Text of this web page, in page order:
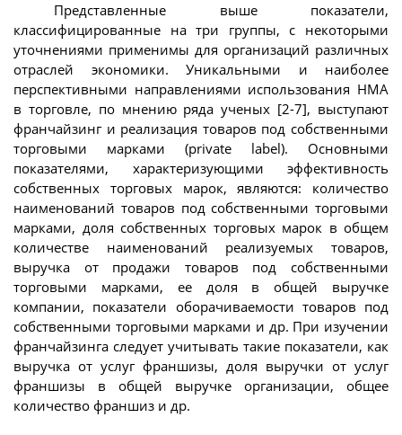
Представленные выше показатели,
классифицированные на три группы, с некоторыми
уточнениями применимы для организаций различных
отраслей экономики. Уникальными и наиболее
перспективными направлениями использования НМА
в торговле, по мнению ряда ученых [2-7], выступают
франчайзинг и реализация товаров под собственными
торговыми марками (private label). Основными
показателями, характеризующими эффективность
собственных торговых марок, являются: количество
наименований товаров под собственными торговыми
марками, доля собственных торговых марок в общем
количестве наименований реализуемых товаров,
выручка от продажи товаров под собственными
торговыми марками, ее доля в общей выручке
компании, показатели оборачиваемости товаров под
собственными торговыми марками и др. При изучении
франчайзинга следует учитывать такие показатели, как
выручка от услуг франшизы, доля выручки от услуг
франшизы в общей выручке организации, общее
количество франшиз и др.